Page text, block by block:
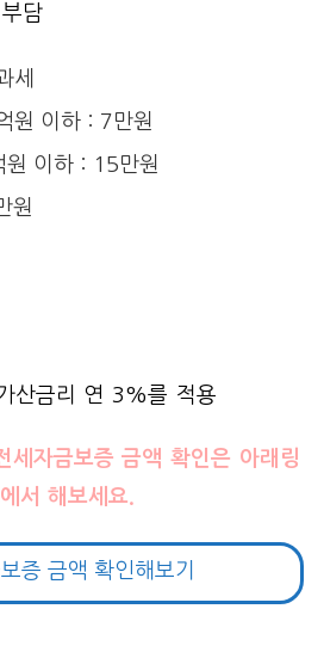
담
세
원 이하 : 7만원
이하 : 15만원
원
산금리 연 3%를 적용
세자금보증 금액 확인은 아래링
서 해보세요.
증 금액 확인해보기